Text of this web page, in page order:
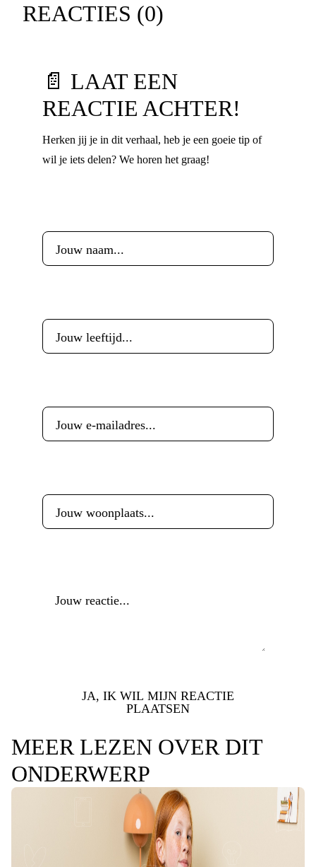
REACTIES (0)
📄 LAAT EEN
REACTIE ACHTER!
Herken jij je in dit verhaal, heb je een goeie tip of
wil je iets delen? We horen het graag!
JA, IK WIL MIJN REACTIE
PLAATSEN
MEER LEZEN OVER DIT
ONDERWERP